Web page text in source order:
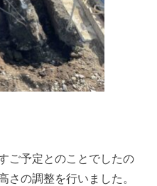
ご予定とのことでしたの
さの調整を行いました。